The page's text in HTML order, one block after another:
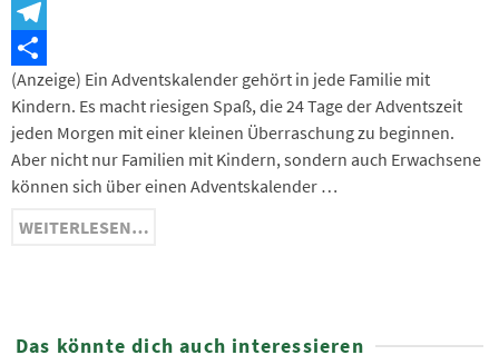
Snapchat
Telegram
Teilen
(Anzeige) Ein Adventskalender gehört in jede Familie mit
Kindern. Es macht riesigen Spaß, die 24 Tage der Adventszeit
jeden Morgen mit einer kleinen Überraschung zu beginnen.
Aber nicht nur Familien mit Kindern, sondern auch Erwachsene
können sich über einen Adventskalender …
WEITERLESEN…
Das könnte dich auch interessieren